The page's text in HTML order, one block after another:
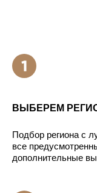
ВЫБЕРЕМ
Подбор региона с
все
дополнительные